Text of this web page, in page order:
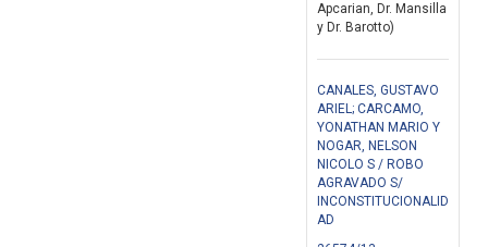
Apcarian, Dr. Mansilla
y Dr. Barotto)
CANALES, GUSTAVO
ARIEL; CARCAMO,
YONATHAN MARIO Y
NOGAR, NELSON
NICOLO S / ROBO
AGRAVADO S/
INCONSTITUCIONALID
AD